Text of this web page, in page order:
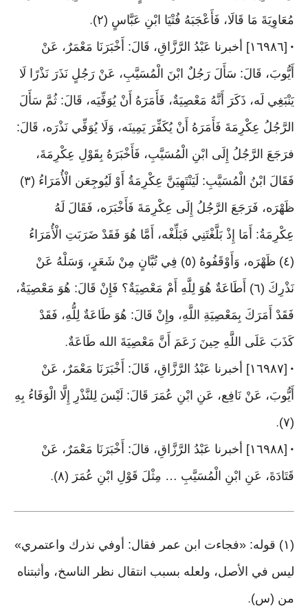
مُعَاوِيَةَ مَا قَالَا، فَأَعْجَبَهُ فُتْيَا ابْنِ عَبَّاسٍ (٢)
.
•
[١٦٩٨٦] أخبرنا عَبْدُ الرَّزَّاقِ، قَالَ: أَخْبَرَنَا مَعْمَرٌ، عَنْ
أَيُّوبَ، قَالَ: سَأَلَ رَجُلٌ ابْنَ الْمُسَيَّبِ، عَنْ رَجُلٍ نَذَرَ نَذْرًا لَا
يَنْبَغِي لَه، ذَكَرَ أَنَّهُ مَعْصِيَةٌ، فَأَمَرَهُ أَنْ يُوَفِّيَه، قَالَ: ثُمَّ سَأَلَ
الرَّجُلُ عِكْرِمَةَ فَأَمَرَهُ أَنْ يُكَفِّرَ يَمِينَه، وَلَا يُوَفِّي نَذْرَه، قَالَ:
فرَجَعَ الرَّجُلُ إِلَى ابْنِ الْمُسَيَّبِ، فَأَخْبَرَهُ بِقَوْلِ عِكْرِمَةَ،
فَقَالَ ابْنُ الْمُسَيَّبِ: لَيَنْتَهِيَنَّ عِكْرِمَةُ أَوْ لَيُوجِعَن الْأُمَرَاءُ (٣)
ظَهْرَه، فَرَجَعَ الرَّجُلُ إِلَى عِكْرِمَةَ فَأَخْبَرَه، فَقَالَ لَهُ
عِكْرِمَةُ: أَمَا إِذْ بَلَّغْتَنِي فَبَلِّغْه، أَمَّا هُوَ فَقَدْ ضَرَبَتِ الْأُمَرَاءُ
(٤) ظَهْرَه، وَأَوْقَفُوهُ (٥) فِي تُبَّانٍ مِنْ شَعَرٍ، وَسَلْهُ عَنْ
نَذْرِكَ (٦) أَطَاعَةٌ هُوَ لِلَّهِ أَمْ مَعْصِيَةٌ؟ فَإِنْ قَالَ: هُوَ مَعْصِيَةٌ،
فَقَدْ أَمَرَكَ بِمَعْصِيَةِ اللَّهِ، وإِنْ قَالَ: هُوَ طَاعَةٌ لِلُّهِ، فَقَدْ
كَذَبَ عَلَى اللَّهِ حِينَ زَعَمَ أَنَّ مَعْصِيَةَ الله طَاعَةٌ.
•
[١٦٩٨٧] أخبرنا عَبْدُ الرَّزَّاقِ، قَالَ: أَخْبَرَنَا مَعْمَرٌ، عَنْ
أَيُّوبَ، عَنْ نَافِع، عَنِ ابْنِ عُمَرَ قَالَ: لَيْسَ لِلنَّذْرِ إِلَّا الْوَفَاءُ بِهِ
(٧)
.
•
[١٦٩٨٨] أخبرنا عَبْدُ الرَّزَّاقِ، قالَ: أَخْبَرَنَا مَعْمَرٌ، عَنْ
قَتَادَةَ، عَنِ ابْنِ الْمُسَيَّبِ … مِثْلَ قَوْلِ ابْنِ عُمَرَ (٨)
.
(١) قوله: «فجاءت ابن عمر فقال: أوفي نذرك واعتمري»
ليس في الأصل، ولعله بسبب انتقال نظر الناسخ، وأثبتناه
من (س).